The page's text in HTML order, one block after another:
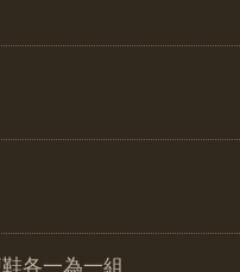
各一為一組